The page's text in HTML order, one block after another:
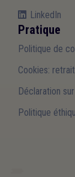
LinkedIn
Pratique
Politique de
Cookies:
Déclaration
Politique